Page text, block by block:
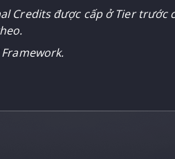
Credits được cấp ở Tier